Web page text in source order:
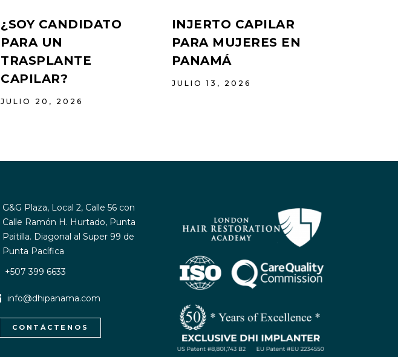
¿SOY CANDIDATO
PARA UN
TRASPLANTE
CAPILAR?
JULIO 20, 2026
INJERTO CAPILAR
PARA MUJERES EN
PANAMÁ
JULIO 13, 2026
G&G Plaza, Local 2, Calle 56 con
Calle Ramón H. Hurtado, Punta
Paitilla. Diagonal al Super 99 de
Punta Pacífica
+507 399 6633
info@dhipanama.com
CONTÁCTENOS
WhatsApp / Let's Talk